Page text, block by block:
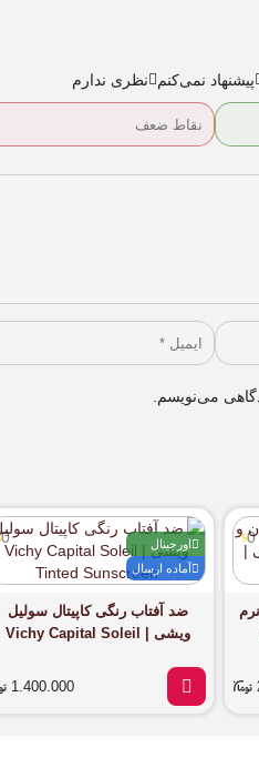
پیشنهاد نمی‌کنم نظری ندارم
می‌نویسم.
0
اورجینال
آماده ارسال
0
ضد آفتاب رنگی کاپیتال سولیل
ویشی | Vichy Capital Soleil
1.400.000